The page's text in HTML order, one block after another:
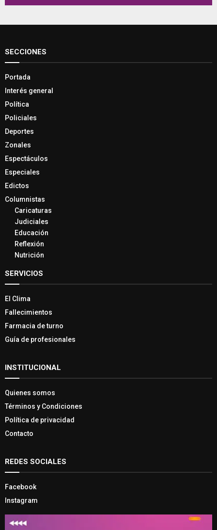
SECCIONES
Portada
Interés general
Política
Policiales
Deportes
Zonales
Espectáculos
Especiales
Edictos
Columnistas
Caricaturas
Judiciales
Educación
Reflexión
Nutrición
SERVICIOS
El Clima
Fallecimientos
Farmacia de turno
Guía de profesionales
INSTITUCIONAL
Quienes somos
Términos y Condiciones
Política de privacidad
Contacto
REDES SOCIALES
Facebook
Instagram